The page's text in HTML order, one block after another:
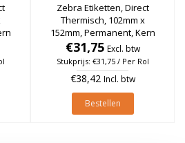
Zebra Etiketten, Direct
Thermisch, 102mm x
152mm, Permanent, Kern
25mm, Geel, rol à 475 stuks
€31,75 Excl. btw
Stukprijs: €31,75 / Per Rol
€38,42 Incl. btw
Bestellen